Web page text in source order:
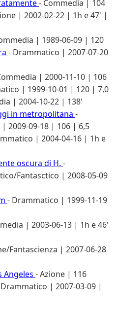
- Commedia | 104
| 2002-02-22 | 1h e 47' |
| 1989-06-09 | 120
- Drammatico | 2007-07-20
| 2000-11-10 | 106
| 1999-10-01 | 120 | 7,0
| 2004-10-22 | 138'
in metropolitana -
2009-09-18 | 106 | 6,5
| 2004-04-16 | 1h e
oscura di H. -
Fantasctico | 2008-05-09
- Drammatico | 1999-11-19
| 2003-06-13 | 1h e 46'
Fantascienza | 2007-06-28
Angeles - Azione | 116
| 2007-03-09 |